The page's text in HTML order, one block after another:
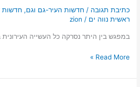
כתיבת תגובה /חדשות העיר-גם וגם,חדשות
ראשית נווה ים /
zion
במפגש בין היתר נסרקה כל העשייה העירונית
Read More »